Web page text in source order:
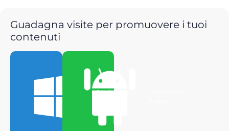
Guadagna visite per promuovere i tuoi
contenuti
Scarica per